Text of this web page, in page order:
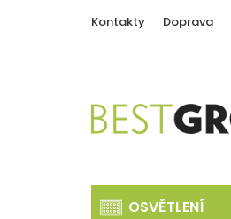
Kontakty Doprava
OSVĚTLENÍ